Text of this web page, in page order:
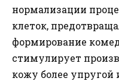
нормализации
клеток,
формирование
стимулирует
кожу более